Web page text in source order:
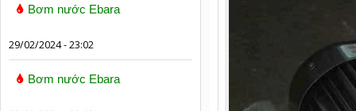
Bơm nước Ebara
29/02/2024 - 23:02
Bơm nước Ebara